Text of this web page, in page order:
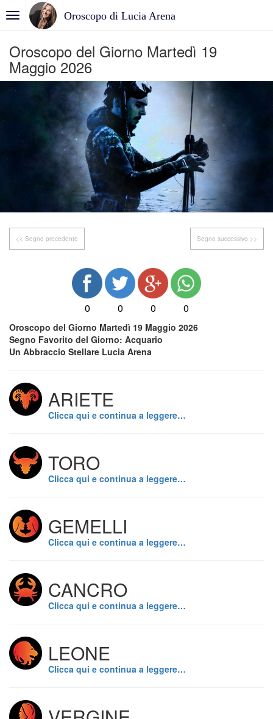
Oroscopo di Lucia Arena
Oroscopo del Giorno Martedì 19
Maggio 2026
<< Segno precedente Segno successivo >>
0 0 0 0
Oroscopo del Giorno Martedì 19 Maggio 2026
Segno Favorito del Giorno: Acquario
Un Abbraccio Stellare Lucia Arena
ARIETE
Clicca qui e continua a leggere…
TORO
Clicca qui e continua a leggere…
GEMELLI
Clicca qui e continua a leggere…
CANCRO
Clicca qui e continua a leggere…
LEONE
Clicca qui e continua a leggere…